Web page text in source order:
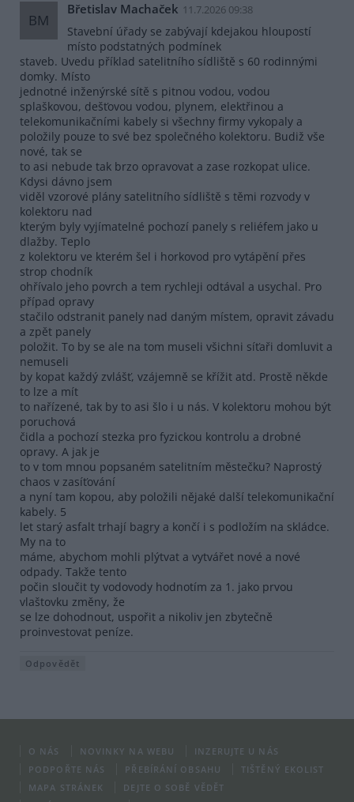
BM
Břetislav Machaček 11.7.2026 09:38
Stavební úřady se zabývají kdejakou hloupostí
místo podstatných podmínek
staveb. Uvedu příklad satelitního sídliště s 60 rodinnými
domky. Místo
jednotné inženýrské sítě s pitnou vodou, vodou
splaškovou, dešťovou vodou, plynem, elektřinou a
telekomunikačními kabely si všechny firmy vykopaly a
položily pouze to své bez společného kolektoru. Budiž vše
nové, tak se
to asi nebude tak brzo opravovat a zase rozkopat ulice.
Kdysi dávno jsem
viděl vzorové plány satelitního sídliště s těmi rozvody v
kolektoru nad
kterým byly vyjímatelné pochozí panely s reliéfem jako u
dlažby. Teplo
z kolektoru ve kterém šel i horkovod pro vytápění přes
strop chodník
ohřívalo jeho povrch a tem rychleji odtával a usychal. Pro
případ opravy
stačilo odstranit panely nad daným místem, opravit závadu
a zpět panely
položit. To by se ale na tom museli všichni síťaři domluvit a
nemuseli
by kopat každý zvlášť, vzájemně se křížit atd. Prostě někde
to lze a mít
to nařízené, tak by to asi šlo i u nás. V kolektoru mohou být
poruchová
čidla a pochozí stezka pro fyzickou kontrolu a drobné
opravy. A jak je
to v tom mnou popsaném satelitním městečku? Naprostý
chaos v zasíťování
a nyní tam kopou, aby položili nějaké další telekomunikační
kabely. 5
let starý asfalt trhají bagry a končí i s podložím na skládce.
My na to
máme, abychom mohli plýtvat a vytvářet nové a nové
odpady. Takže tento
počin sloučit ty vodovody hodnotím za 1. jako prvou
vlaštovku změny, že
se lze dohodnout, uspořit a nikoliv jen zbytečně
proinvestovat peníze.
Odpovědět
O NÁS NOVINKY NA WEBU
INZERUJTE U NÁS
PODPOŘTE NÁS
PŘEBÍRÁNÍ OBSAHU
TIŠTĚNÝ EKOLIST
MAPA STRÁNEK
DEJTE O SOBĚ VĚDĚT